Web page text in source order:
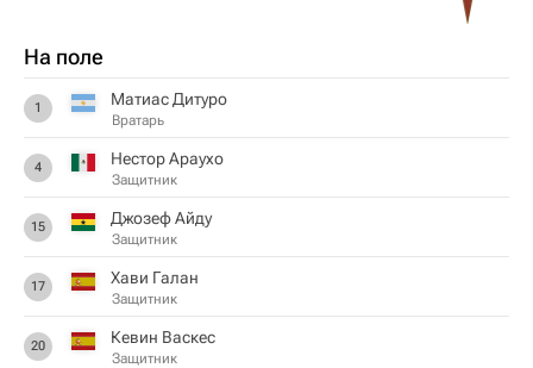
На поле
1 Матиас Дитуро
Вратарь
4 Нестор Араухо
Защитник
15 Джозеф Айду
Защитник
17 Хави Галан
Защитник
20 Кевин Васкес
Защитник